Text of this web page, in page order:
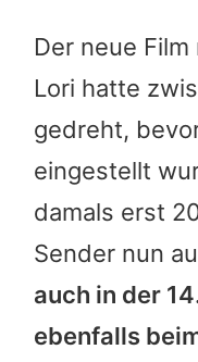
Der neue
Lori hatte
gedreht,
eingestellt
damals erst
Sender nun
auch in der
ebenfalls